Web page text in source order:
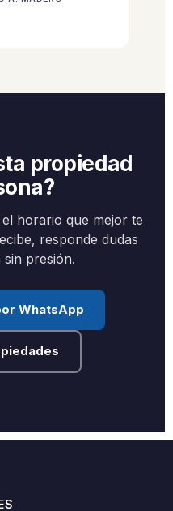
propiedad
horario que mejor te
responde dudas
presión.
WhatsApp